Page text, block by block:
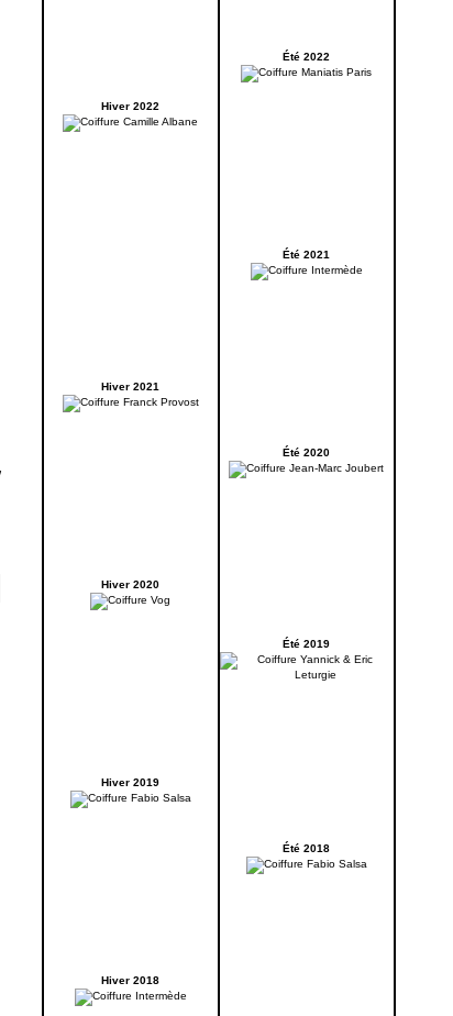
Hiver 2022
Hiver 2021
Hiver 2020
Hiver 2019
Hiver 2018
Été 2022
Été 2021
Été 2020
Été 2019
Été 2018